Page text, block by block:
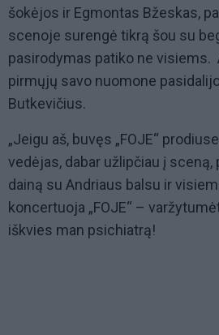
šokėjos ir Egmontas Bžeskas,
scenoje surengė tikrą šou su
pasirodymas patiko ne visiems.
pirmųjų savo nuomone
Butkevičius.
„Jeigu aš, buvęs „FOJE“
vedėjas, dabar užlipčiau į sceną,
dainą su Andriaus balsu ir
koncertuoja „FOJE“ –
iškvies man psichiatrą!